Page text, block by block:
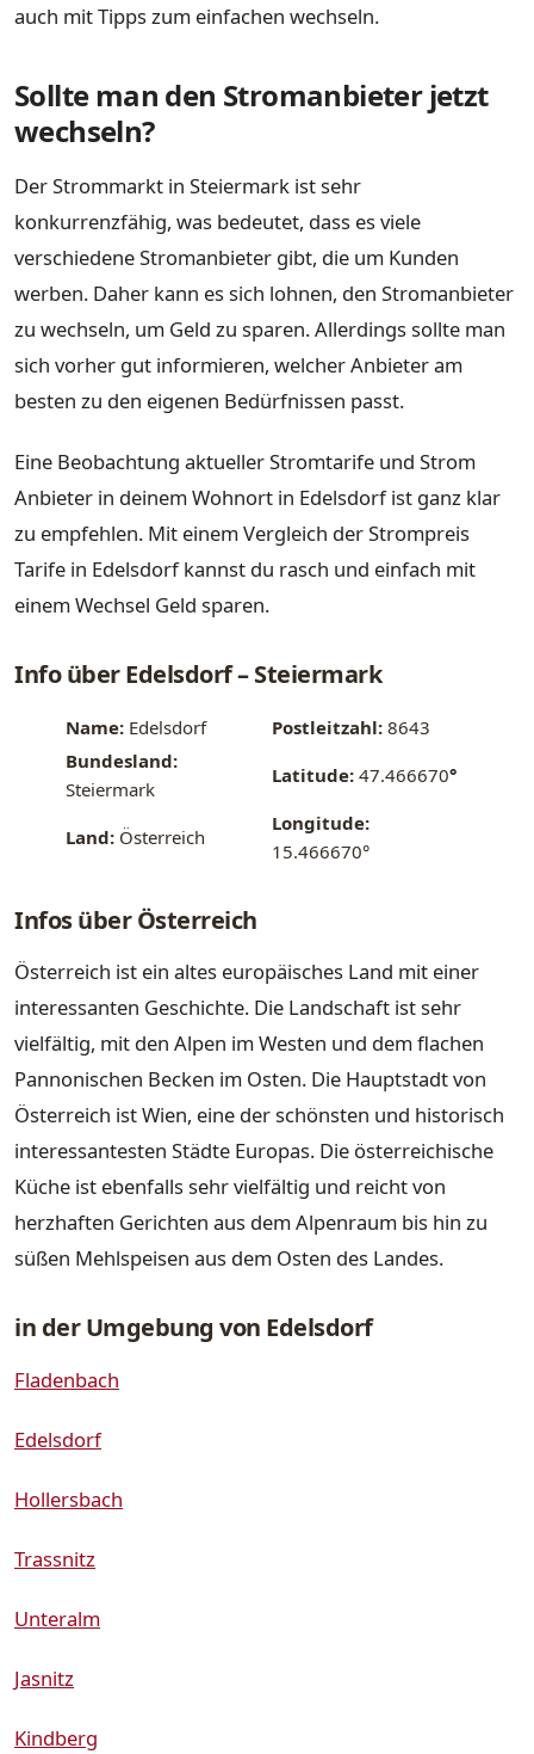
auch mit Tipps zum einfachen wechseln.
Sollte man den Stromanbieter jetzt
wechseln?
Der Strommarkt in Steiermark ist sehr
konkurrenzfähig, was bedeutet, dass es viele
verschiedene Stromanbieter gibt, die um Kunden
werben. Daher kann es sich lohnen, den Stromanbieter
zu wechseln, um Geld zu sparen. Allerdings sollte man
sich vorher gut informieren, welcher Anbieter am
besten zu den eigenen Bedürfnissen passt.
Eine Beobachtung aktueller Stromtarife und Strom
Anbieter in deinem Wohnort in Edelsdorf ist ganz klar
zu empfehlen. Mit einem Vergleich der Strompreis
Tarife in Edelsdorf kannst du rasch und einfach mit
einem Wechsel Geld sparen.
Info über Edelsdorf – Steiermark
Name: Edelsdorf Postleitzahl: 8643
Bundesland:
Steiermark
Latitude: 47.466670°
Land: Österreich
Longitude:
15.466670°
Infos über Österreich
Österreich ist ein altes europäisches Land mit einer
interessanten Geschichte. Die Landschaft ist sehr
vielfältig, mit den Alpen im Westen und dem flachen
Pannonischen Becken im Osten. Die Hauptstadt von
Österreich ist Wien, eine der schönsten und historisch
interessantesten Städte Europas. Die österreichische
Küche ist ebenfalls sehr vielfältig und reicht von
herzhaften Gerichten aus dem Alpenraum bis hin zu
süßen Mehlspeisen aus dem Osten des Landes.
in der Umgebung von Edelsdorf
Fladenbach
Edelsdorf
Hollersbach
Trassnitz
Unteralm
Jasnitz
Kindberg